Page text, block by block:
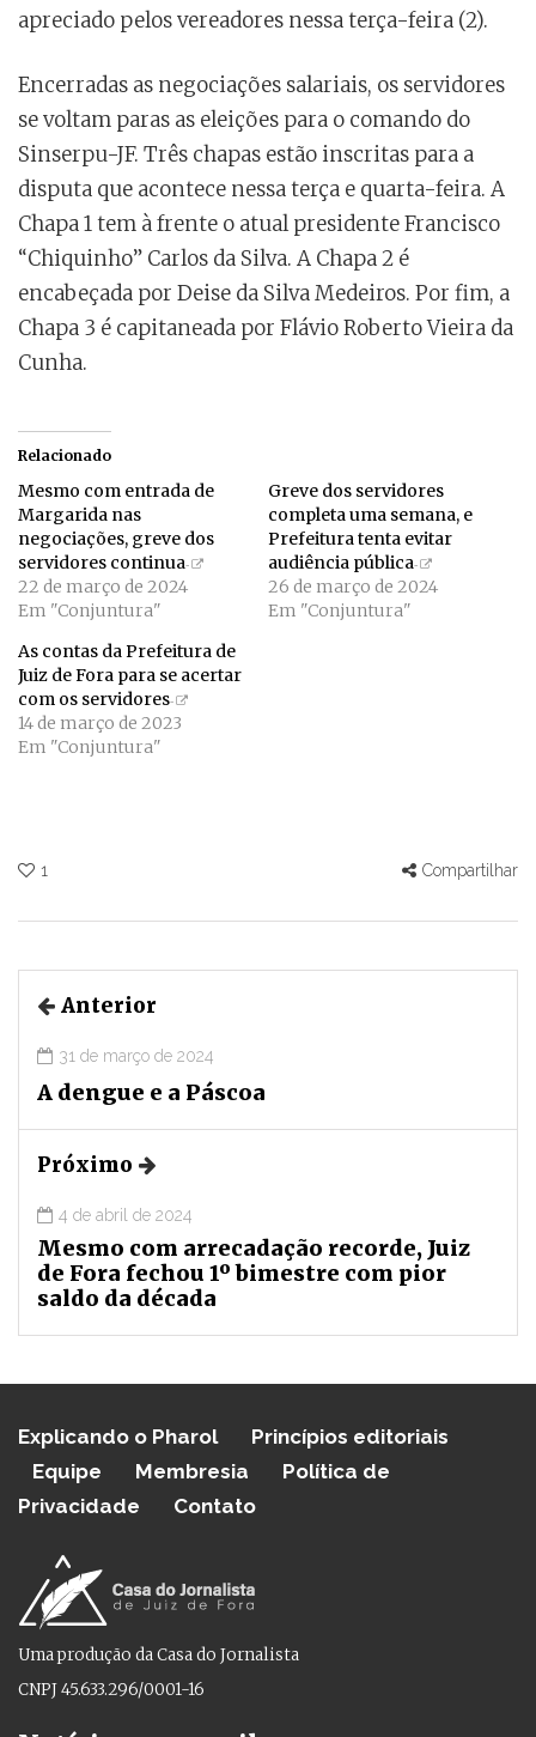
apreciado pelos vereadores nessa terça-feira (2).
Encerradas as negociações salariais, os servidores
se voltam paras as eleições para o comando do
Sinserpu-JF. Três chapas estão inscritas para a
disputa que acontece nessa terça e quarta-feira. A
Chapa 1 tem à frente o atual presidente Francisco
“Chiquinho” Carlos da Silva. A Chapa 2 é
encabeçada por Deise da Silva Medeiros. Por fim, a
Chapa 3 é capitaneada por Flávio Roberto Vieira da
Cunha.
Relacionado
Mesmo com entrada de
Margarida nas
negociações, greve dos
servidores continua
22 de março de 2024
Em "Conjuntura"
Greve dos servidores
completa uma semana, e
Prefeitura tenta evitar
audiência pública
26 de março de 2024
Em "Conjuntura"
As contas da Prefeitura de
Juiz de Fora para se acertar
com os servidores
14 de março de 2023
Em "Conjuntura"
1 Compartilhar
Anterior
31 de março de 2024
A dengue e a Páscoa
Próximo
4 de abril de 2024
Mesmo com arrecadação recorde, Juiz
de Fora fechou 1º bimestre com pior
saldo da década
Explicando o Pharol
Princípios editoriais
Equipe
Membresia
Política de
Privacidade
Contato
Uma produção da Casa do Jornalista
CNPJ 45.633.296/0001-16